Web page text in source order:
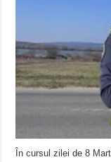
În cursul zilei de 8